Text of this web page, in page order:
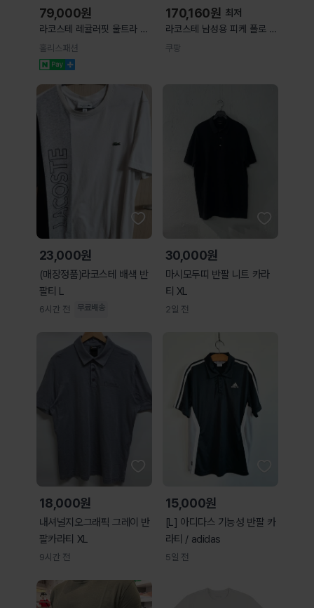
79,000원
라코스테 레귤러핏 울트라 드
라이 실리콘 로고 반팔 티셔츠
( 3 Color )
홀리스패션
170,160원 최저
라코스테 남성용 피케 폴로 반
쿠팡
23,000원
(매장정품)라코스테 배색 반
팔티 L
6시간 전 무료배송
30,000원
마시모두띠 반팔 니트 카라
티 XL
2일 전
18,000원
내셔널지오그래픽 그레이 반
팔카라티 XL
9시간 전
15,000원
[L] 아디다스 기능성 반팔 카
라티 / adidas
5일 전